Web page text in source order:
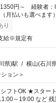
1350円～ 経験者
月払いも選べます
なります。
り
給※規定有
県)駅 / 横山(石川
ョン＞
選べます！ 7:00～
19:00 など 残業なし！